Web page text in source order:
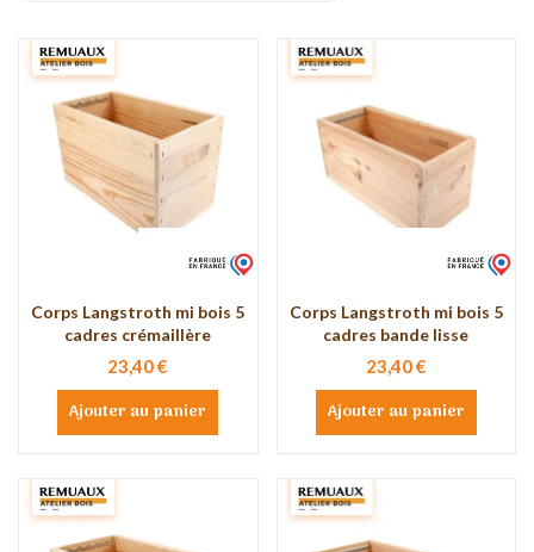
Corps Langstroth mi bois 5
cadres crémaillère
23,40 €
Ajouter au panier
Corps Langstroth mi bois 5
cadres bande lisse
23,40 €
Ajouter au panier